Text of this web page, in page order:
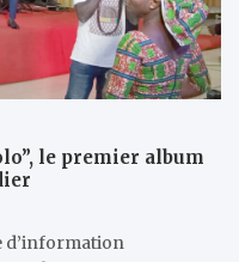
le premier album
d’information